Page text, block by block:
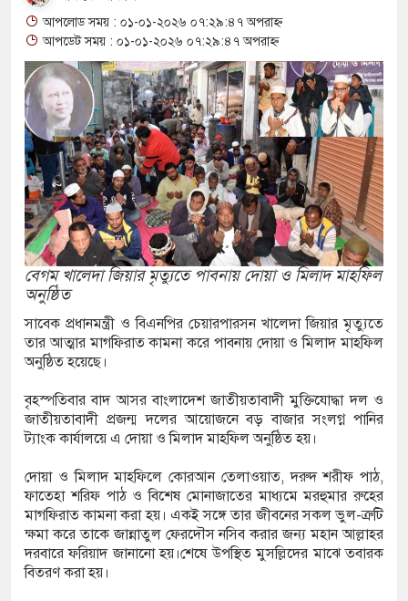
টেকসই প্রযুক্তিনির্ভর উন্নয়ন: ফকির মাহবুব আনাম
হত্যা মামলার তিন আসামি গ্রেপ্তার
পাটের দরপতন চাষিরা হতাশ
অস্থিতিশীলতা তৈরিতে একটি চক্র সক্রিয়:
ভাগাভাগি নিয়ে দ্বন্দ্ব, ছুরিকাঘাতে যুবলীগ নেতা
সময় পাঁচতলা ভবন থেকে পড়ে ছাত্রদল
গঠন
৪ শিশুর মৃত্যু, নতুন আক্রান্ত ৭৭৬
পুলিশিং সভা
কেজি গাঁজাসহ মাদক কারবারি আটক, পিকআপ জব্দ
আপলোড সময় : ০১-০১-২০২৬ ০৭:২৯:৪৭ অপরাহ্ন
আপডেট সময় : ০১-০১-২০২৬ ০৭:২৯:৪৭ অপরাহ্ন
বেগম খালেদা জিয়ার মৃত্যুতে পাবনায় দোয়া ও মিলাদ মাহফিল
অনুষ্ঠিত
সাবেক প্রধানমন্ত্রী ও বিএনপির চেয়ারপারসন খালেদা জিয়ার মৃত্যুতে
তার আত্মার মাগফিরাত কামনা করে পাবনায় দোয়া ও মিলাদ মাহফিল
অনুষ্ঠিত হয়েছে।
বৃহস্পতিবার বাদ আসর বাংলাদেশ জাতীয়তাবাদী মুক্তিযোদ্ধা দল ও
জাতীয়তাবাদী প্রজন্ম দলের আয়োজনে বড় বাজার সংলগ্ন পানির
ট্যাংক কার্যালয়ে এ দোয়া ও মিলাদ মাহফিল অনুষ্ঠিত হয়।
দোয়া ও মিলাদ মাহফিলে কোরআন তেলাওয়াত, দরুদ শরীফ পাঠ,
ফাতেহা শরিফ পাঠ ও বিশেষ মোনাজাতের মাধ্যমে মরহুমার রুহের
মাগফিরাত কামনা করা হয়। একই সঙ্গে তার জীবনের সকল ভুল-ত্রুটি
ক্ষমা করে তাকে জান্নাতুল ফেরদৌস নসিব করার জন্য মহান আল্লাহর
দরবারে ফরিয়াদ জানানো হয়।শেষে উপস্থিত মুসল্লিদের মাঝে তবারক
বিতরণ করা হয়।